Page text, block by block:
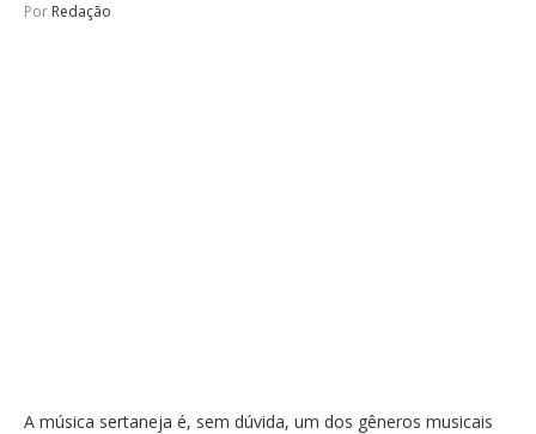
Por Redação
A música sertaneja é, sem dúvida, um dos gêneros musicais